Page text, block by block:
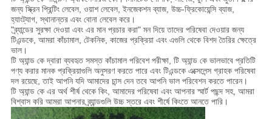
জন্য স্ক্রিন প্রিন্টিং লেবেল, ওয়াশ লেবেল, ইনজেকশন ব্যাজ, উচ্চ-ফ্রিকোয়েন্সি ব্যাজ,
হ্যাংট্যাগ, স্থানান্তর এবং বোনা লেবেল করে।
"ব্র্যান্ডের সুরক্ষা দেওয়া এবং এর মান প্রচার করা" মন দিয়ে তাদের পরিষেবা দেওয়ার জন্য
টিএন্ডকে, আমরা কাঁচামাল, টেকনিক, কাজের প্রক্রিয়া এবং এগুলি থেকে বিশদ তৈরির ক্ষেত্রে
ভাল।
টি অ্যান্ড কে দ্বারা ব্যবহৃত সমস্ত কাঁচামাল পরিবেশ পরীক্ষা, টি অ্যান্ড কে ভালভাবে প্রতিটি
পণ্য করার মানক প্রক্রিয়াগুলি অনুসরণ করতে পারে এবং টিএন্ডকে এক্সেলেন্স গ্রাহক পরিষেবা
দল রয়েছে, তাই আপনি যদি আমাদের চান্স দেন তবে আপনি ভাল পরিবেশন করতে পারেন।
টি অ্যান্ড কে এর অর্থ শীর্ষ থেকে কিং, আমাদের পরিষেবা এবং আপনার স্মার্ট পছন্দ সহ, আমরা
বিশ্বাস করি আমরা আপনার ব্র্যান্ডগুলি উচ্চ স্তরে এবং শীর্ষে কিংতে আনতে পারি।